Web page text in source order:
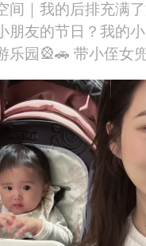
间｜我的后排充满
朋友的节日？我的
乐园🎡🚗 带小侄女
想见小侄女 随时出
偶？成年人总被要求
关上门 就是我的小
车时 戳戳玲娜贝